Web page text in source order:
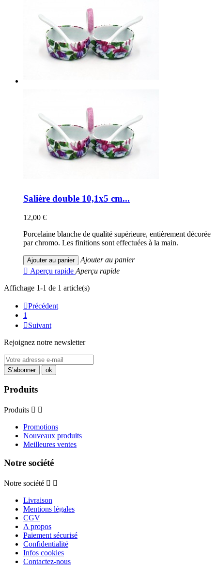
Salière double 10,1x5 cm...
12,00 €
Porcelaine blanche de qualité supérieure, entièrement décorée
par chromo. Les finitions sont effectuées à la main.
Ajouter au panier
Ajouter au panier
 Aperçu rapide Aperçu rapide
Affichage 1-1 de 1 article(s)
Précédent
1
Suivant
Rejoignez notre newsletter
Produits
Produits  
Promotions
Nouveaux produits
Meilleures ventes
Notre société
Notre société  
Livraison
Mentions légales
CGV
A propos
Paiement sécurisé
Confidentialité
Infos cookies
Contactez-nous